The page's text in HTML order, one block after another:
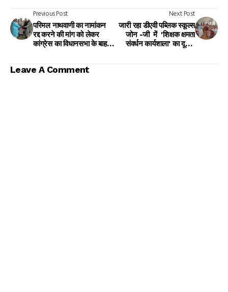
Previous Post
परिमल नाथवाणी का नामांकन
रद्द करने की मांग को लेकर
कांग्रेस का विधानसभा के बाहर
Next Post
जारी रहा डीएवी पब्लिक स्कूल्स
जोन -जी में 'शिक्षक क्षमता
संवर्धन कार्यशाला' का दूसरा
Leave A Comment